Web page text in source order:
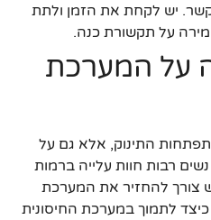
יש לקחת את הזמן ולתת
על תקשורת כנה.
על המערכת
התינוק, אלא גם על
רבות חוות עלייה ברמות
צורך להחזיר את המערכת
כיצד לתמוך במערכת החיסונית